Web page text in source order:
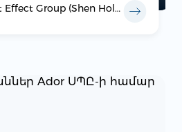
Solar Power Plant at Effect Group (Shen Holding)